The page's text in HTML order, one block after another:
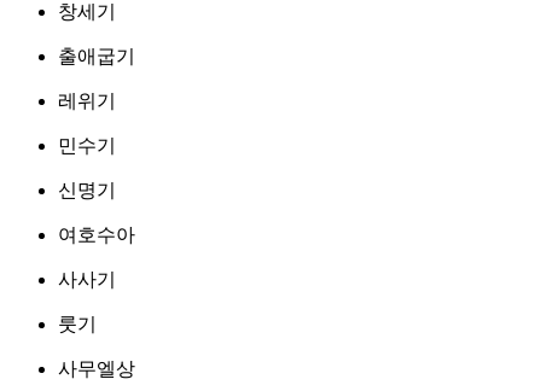
창세기
출애굽기
레위기
민수기
신명기
여호수아
사사기
룻기
사무엘상